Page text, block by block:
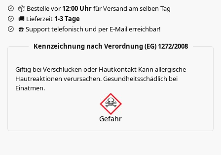
📦 Bestelle vor12:00 Uhrfür Versand am selben Tag
🚚 Lieferzeit 1-3 Tage
☎️ Support telefonisch und per E-Mail erreichbar!
Kennzeichnung nach Verordnung (EG) 1272/2008
Giftig bei Verschlucken oder Hautkontakt Kann allergische
Hautreaktionen verursachen. Gesundheitsschädlich bei
Einatmen.
Gefahr